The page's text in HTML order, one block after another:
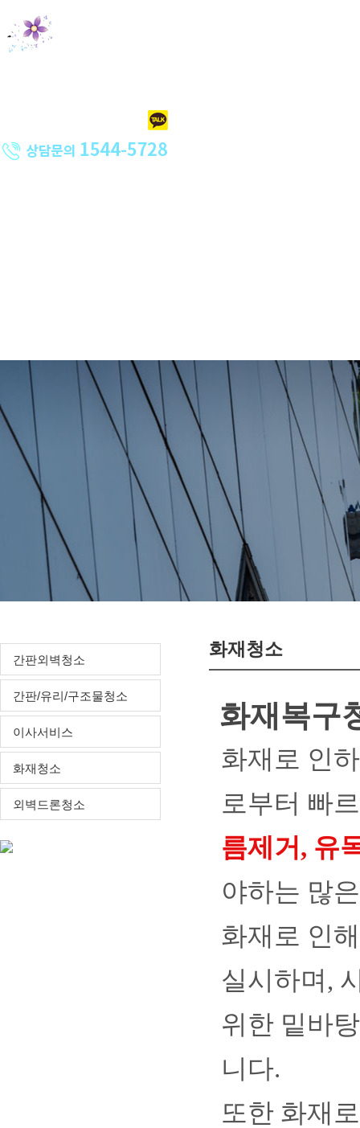
간판외벽청소
간판/유리/구조물청소
이사서비스
화재청소
외벽드론청소
화재청소
화재복구
화재로 인
로부터 빠
름제거, 유
야하는 많
화재로 인
실시하며,
위한 밑바
니다.
또한 화재